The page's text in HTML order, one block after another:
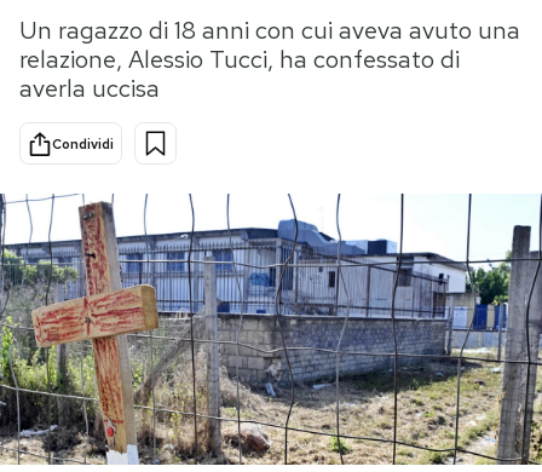
Scienza
Cultura
Sport
Media
PODCAST
NEWSLETTER
I MIEI PREFERITI
Un ragazzo di 18 anni con cui aveva avuto una
relazione, Alessio Tucci, ha confessato di
averla uccisa
Condividi